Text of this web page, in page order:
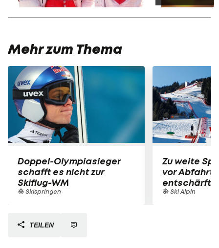
Mehr zum Thema
Doppel-Olympiasieger
schafft es nicht zur
Skiflug-WM
Skispringen
Zu weite
vor
entschärft
Ski Alpin
TEILEN